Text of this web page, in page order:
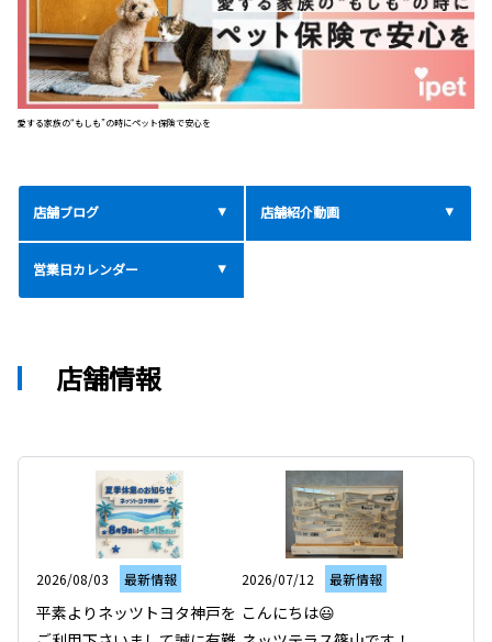
愛する家族の“もしも”の時にペット保険で安心を
店舗ブログ 店舗紹介動画
営業日カレンダー
店舗情報
2026/08/03 最新情報
平素よりネッツトヨタ神戸を
2026/07/12 最新情報
こんにちは😃